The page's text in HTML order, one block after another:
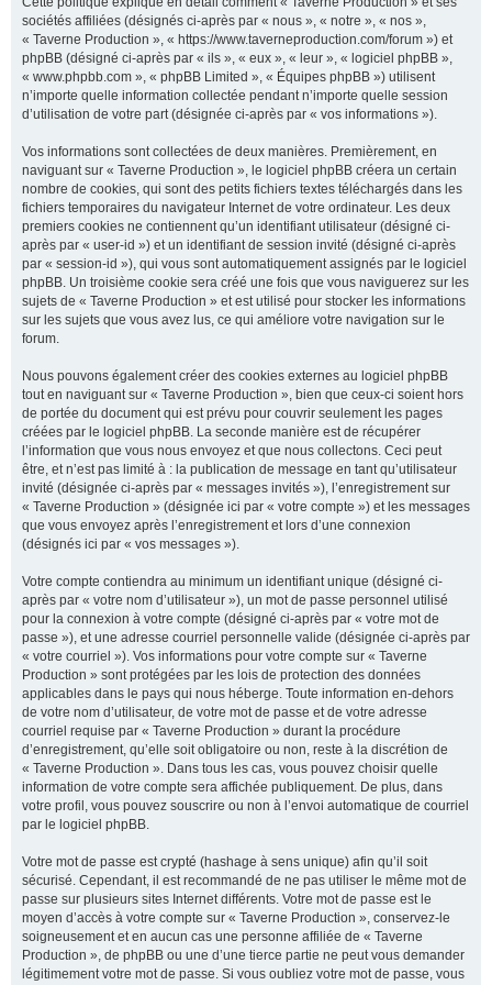
sociétés affiliées (désignés ci-après par « nous », « notre », « nos »,
« Taverne Production », « https://www.taverneproduction.com/forum ») et
phpBB (désigné ci-après par « ils », « eux », « leur », « logiciel phpBB »,
« www.phpbb.com », « phpBB Limited », « Équipes phpBB ») utilisent
n’importe quelle information collectée pendant n’importe quelle session
d’utilisation de votre part (désignée ci-après par « vos informations »).
Vos informations sont collectées de deux manières. Premièrement, en
naviguant sur « Taverne Production », le logiciel phpBB créera un certain
nombre de cookies, qui sont des petits fichiers textes téléchargés dans les
fichiers temporaires du navigateur Internet de votre ordinateur. Les deux
premiers cookies ne contiennent qu’un identifiant utilisateur (désigné ci-
après par « user-id ») et un identifiant de session invité (désigné ci-après
par « session-id »), qui vous sont automatiquement assignés par le logiciel
phpBB. Un troisième cookie sera créé une fois que vous naviguerez sur les
sujets de « Taverne Production » et est utilisé pour stocker les informations
sur les sujets que vous avez lus, ce qui améliore votre navigation sur le
forum.
Nous pouvons également créer des cookies externes au logiciel phpBB
tout en naviguant sur « Taverne Production », bien que ceux-ci soient hors
de portée du document qui est prévu pour couvrir seulement les pages
créées par le logiciel phpBB. La seconde manière est de récupérer
l’information que vous nous envoyez et que nous collectons. Ceci peut
être, et n’est pas limité à : la publication de message en tant qu’utilisateur
invité (désignée ci-après par « messages invités »), l’enregistrement sur
« Taverne Production » (désignée ici par « votre compte ») et les messages
que vous envoyez après l’enregistrement et lors d’une connexion
(désignés ici par « vos messages »).
Votre compte contiendra au minimum un identifiant unique (désigné ci-
après par « votre nom d’utilisateur »), un mot de passe personnel utilisé
pour la connexion à votre compte (désigné ci-après par « votre mot de
passe »), et une adresse courriel personnelle valide (désignée ci-après par
« votre courriel »). Vos informations pour votre compte sur « Taverne
Production » sont protégées par les lois de protection des données
applicables dans le pays qui nous héberge. Toute information en-dehors
de votre nom d’utilisateur, de votre mot de passe et de votre adresse
courriel requise par « Taverne Production » durant la procédure
d’enregistrement, qu’elle soit obligatoire ou non, reste à la discrétion de
« Taverne Production ». Dans tous les cas, vous pouvez choisir quelle
information de votre compte sera affichée publiquement. De plus, dans
votre profil, vous pouvez souscrire ou non à l’envoi automatique de courriel
par le logiciel phpBB.
Votre mot de passe est crypté (hashage à sens unique) afin qu’il soit
sécurisé. Cependant, il est recommandé de ne pas utiliser le même mot de
passe sur plusieurs sites Internet différents. Votre mot de passe est le
moyen d’accès à votre compte sur « Taverne Production », conservez-le
soigneusement et en aucun cas une personne affiliée de « Taverne
Production », de phpBB ou une d’une tierce partie ne peut vous demander
légitimement votre mot de passe. Si vous oubliez votre mot de passe, vous